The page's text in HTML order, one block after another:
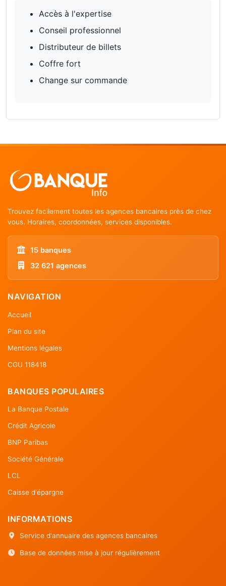
Accès à l'expertise
Conseil professionnel
Distributeur de billets
Coffre fort
Change sur commande
Trouvez facilement toutes les agences bancaires près de chez
vous. Horaires, coordonnées, services disponibles.
15 banques
32 621 agences
NAVIGATION
Accueil
Plan du site
Mentions légales
CGU 118418
BANQUES POPULAIRES
La Banque Postale
Crédit Agricole
BNP Paribas
Société Générale
LCL
Caisse d'épargne
INFORMATIONS
Service d'annuaire des agences bancaires
Base de données mise à jour régulièrement